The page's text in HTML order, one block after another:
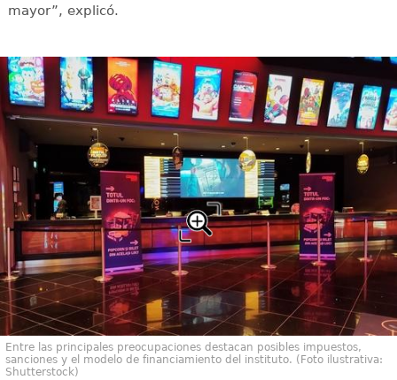
mayor”, explicó.
Entre las principales preocupaciones destacan posibles impuestos,
sanciones y el modelo de financiamiento del instituto. (Foto ilustrativa:
Shutterstock)